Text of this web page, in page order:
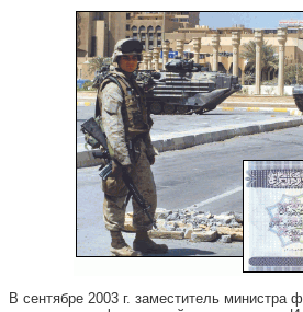
В сентябре 2003 г. заместитель министра